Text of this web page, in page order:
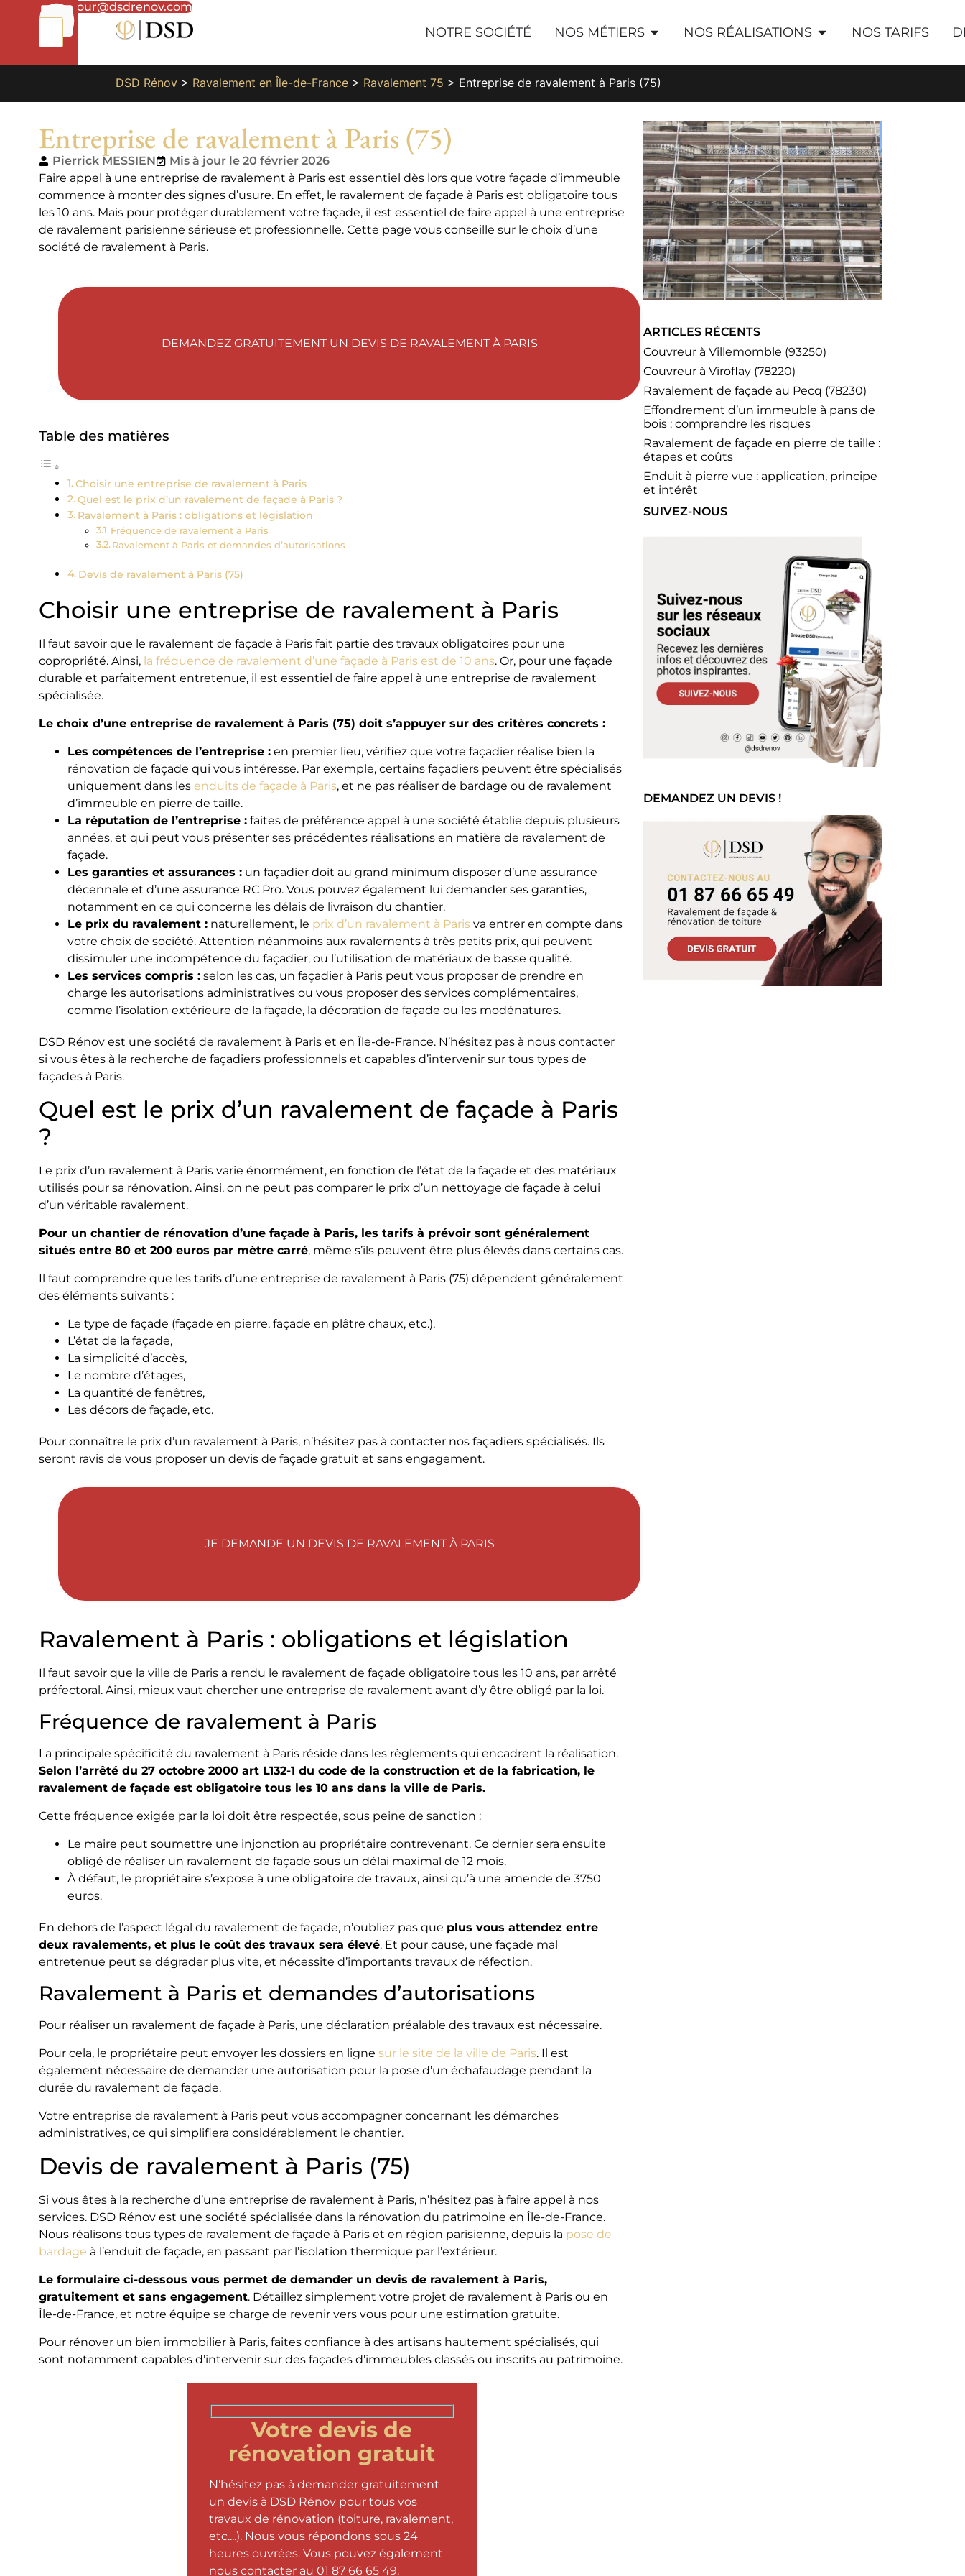
01
87
65
49
bonjour@dsdrenov.com
NOTRE SOCIÉTÉ NOS MÉTIERS NOS RÉALISATIONS NOS TARIFS
DSD Rénov > Ravalement en Île-de-France > Ravalement 75 > Entreprise de ravalement à Paris (75)
Entreprise de ravalement à Paris (75)
Pierrick MESSIEN
Mis à jour le 20 février 2026
Faire appel à une entreprise de ravalement à Paris est essentiel dès lors que votre façade d’immeuble
commence à monter des signes d’usure. En effet, le ravalement de façade à Paris est obligatoire tous
les 10 ans. Mais pour protéger durablement votre façade, il est essentiel de faire appel à une entreprise
de ravalement parisienne sérieuse et professionnelle. Cette page vous conseille sur le choix d’une
société de ravalement à Paris.
DEMANDEZ GRATUITEMENT UN DEVIS DE RAVALEMENT À PARIS
Table des matières
Choisir une entreprise de ravalement à Paris
Quel est le prix d’un ravalement de façade à Paris ?
Ravalement à Paris : obligations et législation
Fréquence de ravalement à Paris
Ravalement à Paris et demandes d’autorisations
Devis de ravalement à Paris (75)
Choisir une entreprise de ravalement à Paris
Il faut savoir que le ravalement de façade à Paris fait partie des travaux obligatoires pour une
copropriété. Ainsi, la fréquence de ravalement d’une façade à Paris est de 10 ans. Or, pour une façade
durable et parfaitement entretenue, il est essentiel de faire appel à une entreprise de ravalement
spécialisée.
Le choix d’une entreprise de ravalement à Paris (75) doit s’appuyer sur des critères concrets :
Les compétences de l’entreprise :en premier lieu, vérifiez que votre façadier réalise bien la
rénovation de façade qui vous intéresse. Par exemple, certains façadiers peuvent être spécialisés
uniquement dans les enduits de façade à Paris, et ne pas réaliser de bardage ou de ravalement
d’immeuble en pierre de taille.
La réputation de l’entreprise :faites de préférence appel à une société établie depuis plusieurs
années, et qui peut vous présenter ses précédentes réalisations en matière de ravalement de
façade.
Les garanties et assurances :un façadier doit au grand minimum disposer d’une assurance
décennale et d’une assurance RC Pro. Vous pouvez également lui demander ses garanties,
notamment en ce qui concerne les délais de livraison du chantier.
Le prix du ravalement :naturellement, le prix d’un ravalement à Parisva entrer en compte dans
votre choix de société. Attention néanmoins aux ravalements à très petits prix, qui peuvent
dissimuler une incompétence du façadier, ou l’utilisation de matériaux de basse qualité.
Les services compris :selon les cas, un façadier à Paris peut vous proposer de prendre en
charge les autorisations administratives ou vous proposer des services complémentaires,
comme l’isolation extérieure de la façade, la décoration de façade ou les modénatures.
DSD Rénov est une société de ravalement à Paris et en Île-de-France. N’hésitez pas à nous contacter
si vous êtes à la recherche de façadiers professionnels et capables d’intervenir sur tous types de
façades à Paris.
Quel est le prix d’un ravalement de façade à Paris
?
Le prix d’un ravalement à Paris varie énormément, en fonction de l’état de la façade et des matériaux
utilisés pour sa rénovation. Ainsi, on ne peut pas comparer le prix d’un nettoyage de façade à celui
d’un véritable ravalement.
Pour un chantier de rénovation d’une façade à Paris, les tarifs à prévoir sont généralement
situés entre 80 et 200 euros par mètre carré, même s’ils peuvent être plus élevés dans certains cas.
Il faut comprendre que les tarifs d’une entreprise de ravalement à Paris (75) dépendent généralement
des éléments suivants :
Le type de façade (façade en pierre, façade en plâtre chaux, etc.),
L’état de la façade,
La simplicité d’accès,
Le nombre d’étages,
La quantité de fenêtres,
Les décors de façade, etc.
Pour connaître le prix d’un ravalement à Paris, n’hésitez pas à contacter nos façadiers spécialisés. Ils
seront ravis de vous proposer un devis de façade gratuit et sans engagement.
JE DEMANDE UN DEVIS DE RAVALEMENT À PARIS
Ravalement à Paris : obligations et législation
Il faut savoir que la ville de Paris a rendu le ravalement de façade obligatoire tous les 10 ans, par arrêté
préfectoral. Ainsi, mieux vaut chercher une entreprise de ravalement avant d’y être obligé par la loi.
Fréquence de ravalement à Paris
La principale spécificité du ravalement à Paris réside dans les règlements qui encadrent la réalisation.
Selon l’arrêté du 27 octobre 2000 art L132-1 du code de la construction et de la fabrication, le
ravalement de façade est obligatoire tous les 10 ans dans la ville de Paris.
Cette fréquence exigée par la loi doit être respectée, sous peine de sanction :
Le maire peut soumettre une injonction au propriétaire contrevenant. Ce dernier sera ensuite
obligé de réaliser un ravalement de façade sous un délai maximal de 12 mois.
À défaut, le propriétaire s’expose à une obligatoire de travaux, ainsi qu’à une amende de 3750
euros.
En dehors de l’aspect légal du ravalement de façade, n’oubliez pas que plus vous attendez entre
deux ravalements, et plus le coût des travaux sera élevé. Et pour cause, une façade mal
entretenue peut se dégrader plus vite, et nécessite d’importants travaux de réfection.
Ravalement à Paris et demandes d’autorisations
Pour réaliser un ravalement de façade à Paris, une déclaration préalable des travaux est nécessaire.
Pour cela, le propriétaire peut envoyer les dossiers en ligne sur le site de la ville de Paris. Il est
également nécessaire de demander une autorisation pour la pose d’un échafaudage pendant la
durée du ravalement de façade.
Votre entreprise de ravalement à Paris peut vous accompagner concernant les démarches
administratives, ce qui simplifiera considérablement le chantier.
Devis de ravalement à Paris (75)
Si vous êtes à la recherche d’une entreprise de ravalement à Paris, n’hésitez pas à faire appel à nos
services. DSD Rénov est une société spécialisée dans la rénovation du patrimoine en Île-de-France.
Nous réalisons tous types de ravalement de façade à Paris et en région parisienne, depuis la pose de
bardage à l’enduit de façade, en passant par l’isolation thermique par l’extérieur.
Le formulaire ci-dessous vous permet de demander un devis de ravalement à Paris,
gratuitement et sans engagement. Détaillez simplement votre projet de ravalement à Paris ou en
Île-de-France, et notre équipe se charge de revenir vers vous pour une estimation gratuite.
Pour rénover un bien immobilier à Paris, faites confiance à des artisans hautement spécialisés, qui
sont notamment capables d’intervenir sur des façades d’immeubles classés ou inscrits au patrimoine.
Votre devis de
rénovation gratuit
N'hésitez pas à demander gratuitement
un devis à DSD Rénov pour tous vos
travaux de rénovation (toiture, ravalement,
etc....). Nous vous répondons sous 24
heures ouvrées. Vous pouvez également
nous contacter au 01 87 66 65 49.
ARTICLES RÉCENTS
Couvreur à Villemomble (93250)
Couvreur à Viroflay (78220)
Ravalement de façade au Pecq (78230)
Effondrement d’un immeuble à pans de
bois : comprendre les risques
Ravalement de façade en pierre de taille :
étapes et coûts
Enduit à pierre vue : application, principe
et intérêt
SUIVEZ-NOUS
DEMANDEZ UN DEVIS !